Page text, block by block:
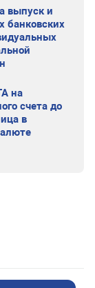
выпуск и
банковских
на
счета до
в